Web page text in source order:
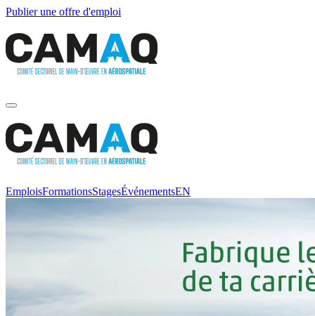
Publier une offre d'emploi
EmploisFormationsStagesÉvénementsEN